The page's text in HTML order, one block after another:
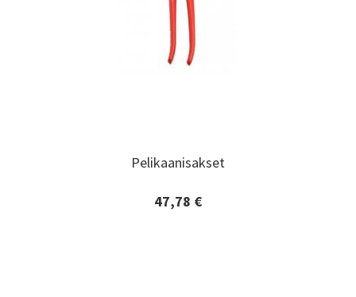
Pelikaanisakset
47,78 €
Pelikaanisakset
Lisätiedot ja tilaaminen